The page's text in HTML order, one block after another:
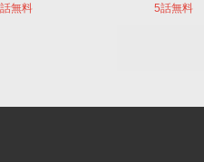
無料
5話無料